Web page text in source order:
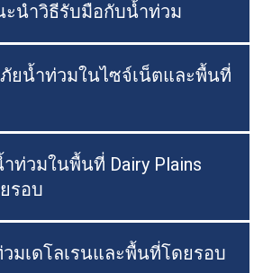
นำวิธีรับมือกับน้ำท่วม
ยน้ำท่วมในไซจ์เน็ตและพื้นที่
ท่วมในพื้นที่ Dairy Plains
รอบ
มเดโลเรนและพื้นที่โดยรอบ